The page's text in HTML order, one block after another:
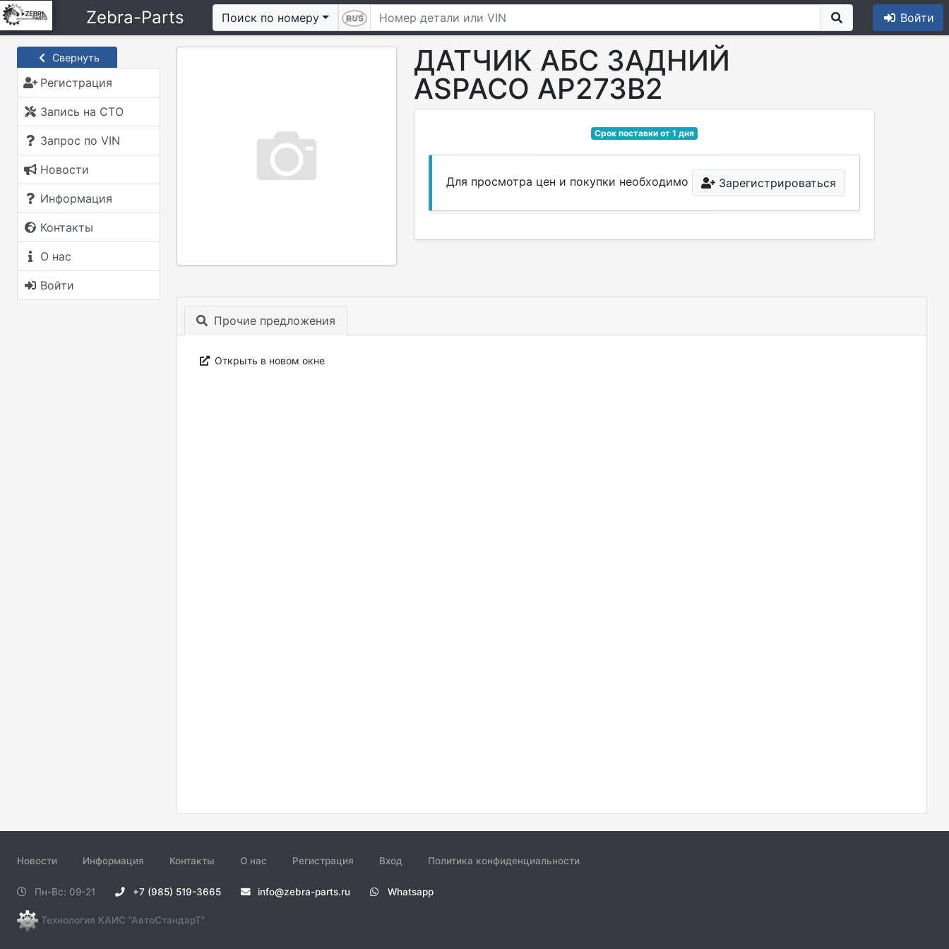
Zebra-Parts Поиск по номеру Войти
Свернуть
Регистрация
Запись на СТО
Запрос по VIN
Новости
Информация
Контакты
О нас
Войти
ДАТЧИК АБС ЗАДНИЙ
ASPACO AP273B2
Срок поставки от 1 дня
Для просмотра цен и покупки необходимо Зарегистрироваться
Прочие предложения
Открыть в новом окне
Новости Информация Контакты О нас Регистрация Вход Политика конфиденциальности
Пн-Вс: 09-21 +7 (985) 519-3665 info@zebra-parts.ru Whatsapp
Технология КАИС "АвтоСтандарТ"